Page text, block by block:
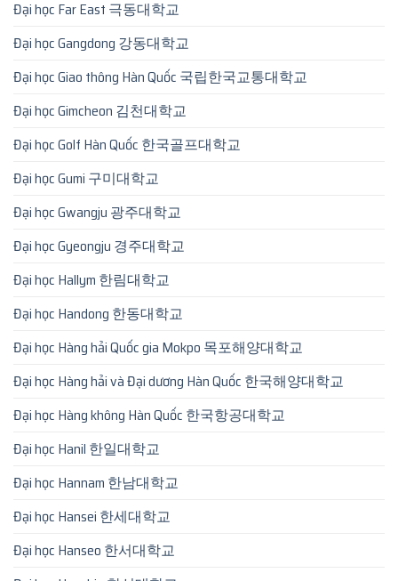
Đại học Far East 극동대학교
Đại học Gangdong 강동대학교
Đại học Giao thông Hàn Quốc 국립한국교통대학교
Đại học Gimcheon 김천대학교
Đại học Golf Hàn Quốc 한국골프대학교
Đại học Gumi 구미대학교
Đại học Gwangju 광주대학교
Đại học Gyeongju 경주대학교
Đại học Hallym 한림대학교
Đại học Handong 한동대학교
Đại học Hàng hải Quốc gia Mokpo 목포해양대학교
Đại học Hàng hải và Đại dương Hàn Quốc 한국해양대학교
Đại học Hàng không Hàn Quốc 한국항공대학교
Đại học Hanil 한일대학교
Đại học Hannam 한남대학교
Đại học Hansei 한세대학교
Đại học Hanseo 한서대학교